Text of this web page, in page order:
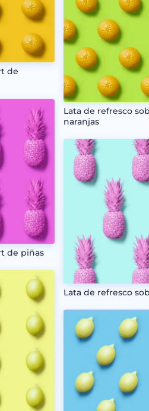
de
de piñas
Lata de refresco
naranjas
Lata de refresco